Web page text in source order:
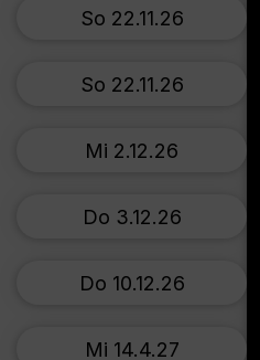
So 22.11.26
So 22.11.26
Mi 2.12.26
Do 3.12.26
Do 10.12.26
Mi 14.4.27